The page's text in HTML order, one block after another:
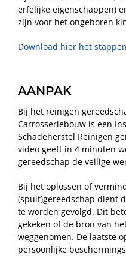
erfelijke eigenschappen)
zijn voor het ongeboren
Download hier het
AANPAK
Bij het reinigen
Carrosseriebouw is een
Schadeherstel Reinigen
video geeft in 4 minuten
gereedschap de veilige
Bij het oplossen of
(spuit)gereedschap dient
te worden gevolgd. Dit
gekeken of de bron van
weggenomen. De laatste
persoonlijke